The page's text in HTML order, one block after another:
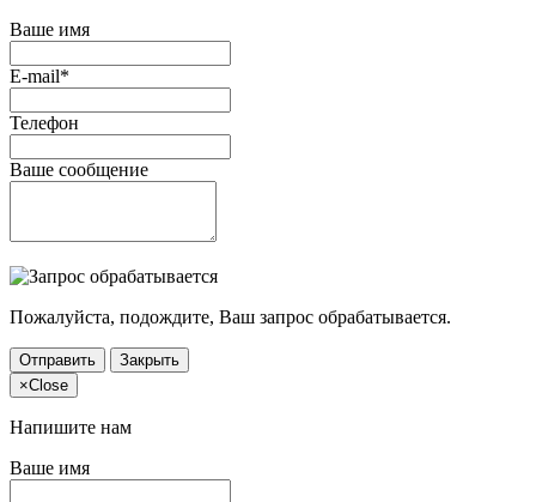
Ваше имя
E-mail*
Телефон
Ваше сообщение
Пожалуйста, подождите, Ваш запрос обрабатывается.
Отправить
Закрыть
×Close
Напишите нам
Ваше имя